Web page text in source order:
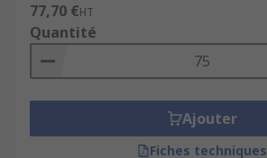
77,70 €HT
Quantité
Ajouter
Fiches techniques